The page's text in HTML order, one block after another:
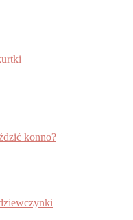
konno?